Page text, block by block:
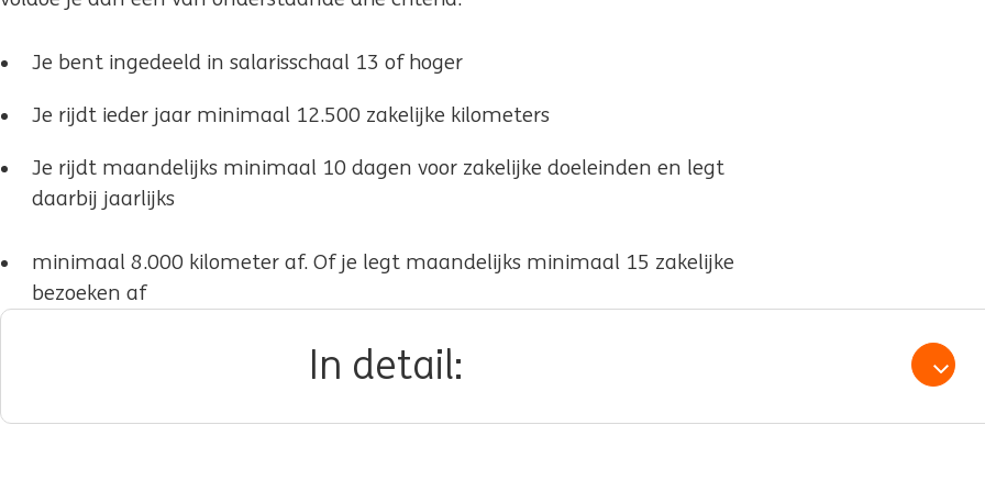
Je bent ingedeeld in salarisschaal 13 of hoger
Je rijdt ieder jaar minimaal 12.500 zakelijke kilometers
Je rijdt maandelijks minimaal 10 dagen voor zakelijke doeleinden en legt
daarbij jaarlijks
minimaal 8.000 kilometer af. Of je legt maandelijks minimaal 15 zakelijke
bezoeken af
In detail: Open /